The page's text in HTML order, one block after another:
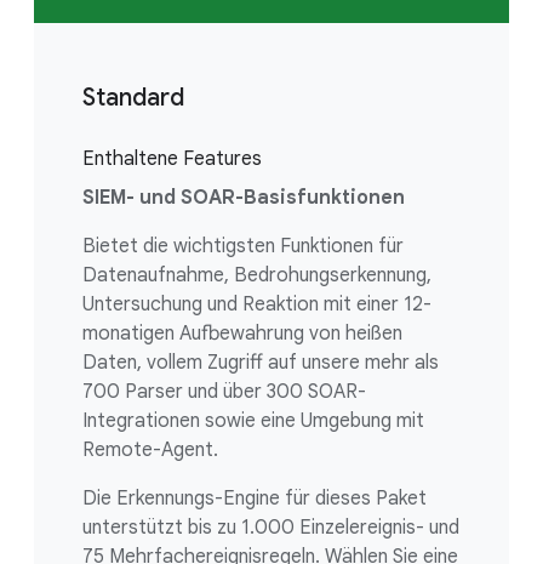
Standard
Enthaltene Features
SIEM- und SOAR-Basisfunktionen
Bietet die wichtigsten Funktionen für
Datenaufnahme, Bedrohungserkennung,
Untersuchung und Reaktion mit einer 12-
monatigen Aufbewahrung von heißen
Daten, vollem Zugriff auf unsere mehr als
700 Parser und über 300 SOAR-
Integrationen sowie eine Umgebung mit
Remote-Agent.
Die Erkennungs-Engine für dieses Paket
unterstützt bis zu 1.000 Einzelereignis- und
75 Mehrfachereignisregeln. Wählen Sie eine